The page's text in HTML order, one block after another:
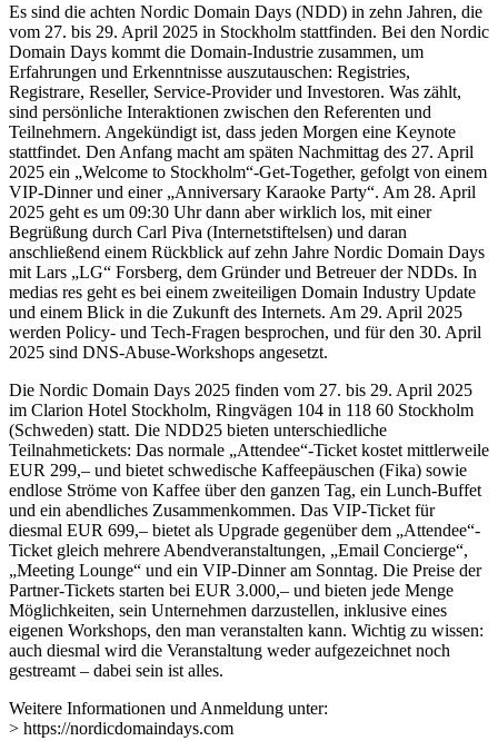
Es sind die achten Nordic Domain Days (NDD) in zehn Jahren, die
vom 27. bis 29. April 2025 in Stockholm stattfinden. Bei den Nordic
Domain Days kommt die Domain-Industrie zusammen, um
Erfahrungen und Erkenntnisse auszutauschen: Registries,
Registrare, Reseller, Service-Provider und Investoren. Was zählt,
sind persönliche Interaktionen zwischen den Referenten und
Teilnehmern. Angekündigt ist, dass jeden Morgen eine Keynote
stattfindet. Den Anfang macht am späten Nachmittag des 27. April
2025 ein „Welcome to Stockholm“-Get-Together, gefolgt von einem
VIP-Dinner und einer „Anniversary Karaoke Party“. Am 28. April
2025 geht es um 09:30 Uhr dann aber wirklich los, mit einer
Begrüßung durch Carl Piva (Internetstiftelsen) und daran
anschließend einem Rückblick auf zehn Jahre Nordic Domain Days
mit Lars „LG“ Forsberg, dem Gründer und Betreuer der NDDs. In
medias res geht es bei einem zweiteiligen Domain Industry Update
und einem Blick in die Zukunft des Internets. Am 29. April 2025
werden Policy- und Tech-Fragen besprochen, und für den 30. April
2025 sind DNS-Abuse-Workshops angesetzt.
Die Nordic Domain Days 2025 finden vom 27. bis 29. April 2025
im Clarion Hotel Stockholm, Ringvägen 104 in 118 60 Stockholm
(Schweden) statt. Die NDD25 bieten unterschiedliche
Teilnahmetickets: Das normale „Attendee“-Ticket kostet mittlerweile
EUR 299,– und bietet schwedische Kaffeepäuschen (Fika) sowie
endlose Ströme von Kaffee über den ganzen Tag, ein Lunch-Buffet
und ein abendliches Zusammenkommen. Das VIP-Ticket für
diesmal EUR 699,– bietet als Upgrade gegenüber dem „Attendee“-
Ticket gleich mehrere Abendveranstaltungen, „Email Concierge“,
„Meeting Lounge“ und ein VIP-Dinner am Sonntag. Die Preise der
Partner-Tickets starten bei EUR 3.000,– und bieten jede Menge
Möglichkeiten, sein Unternehmen darzustellen, inklusive eines
eigenen Workshops, den man veranstalten kann. Wichtig zu wissen:
auch diesmal wird die Veranstaltung weder aufgezeichnet noch
gestreamt – dabei sein ist alles.
Weitere Informationen und Anmeldung unter:
> https://nordicdomaindays.com